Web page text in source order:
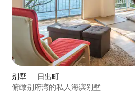
别墅 ｜ 日出町
俯瞰别府湾的私人海滨别墅